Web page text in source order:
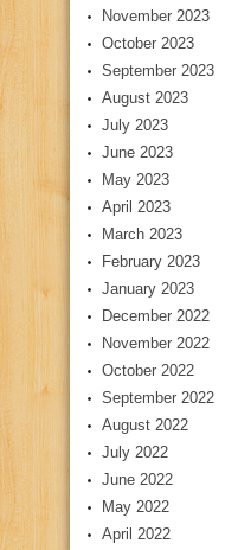
November 2023
October 2023
September 2023
August 2023
July 2023
June 2023
May 2023
April 2023
March 2023
February 2023
January 2023
December 2022
November 2022
October 2022
September 2022
August 2022
July 2022
June 2022
May 2022
April 2022